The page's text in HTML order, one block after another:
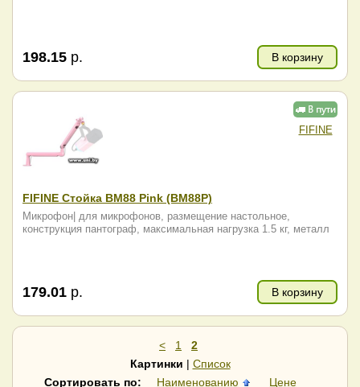
198.15 р. В корзину
FIFINE
FIFINE Стойка BM88 Pink (BM88P)
Микрофон| для микрофонов, размещение настольное,
конструкция пантограф, максимальная нагрузка 1.5 кг, металл
179.01 р. В корзину
< 1
2
Картинки | Список
Сортировать по:
Наименованию Цене